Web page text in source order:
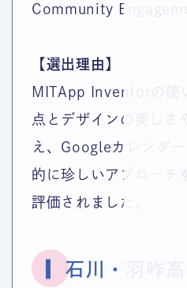
Community
【選出理由 】
MITApp Inventorの使
点とデザインの美しさ
え、Googleカレンダー
的に珍しいアプローチ
評価されました。
▎石川・羽咋